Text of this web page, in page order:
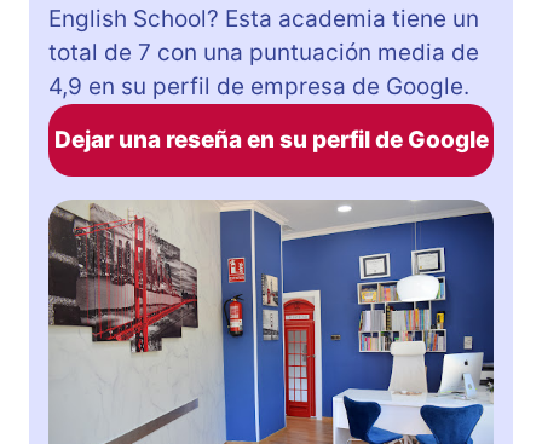
English School? Esta academia tiene un
total de 7 con una puntuación media de
4,9 en su perfil de empresa de Google.
Dejar una reseña en su perfil de Google